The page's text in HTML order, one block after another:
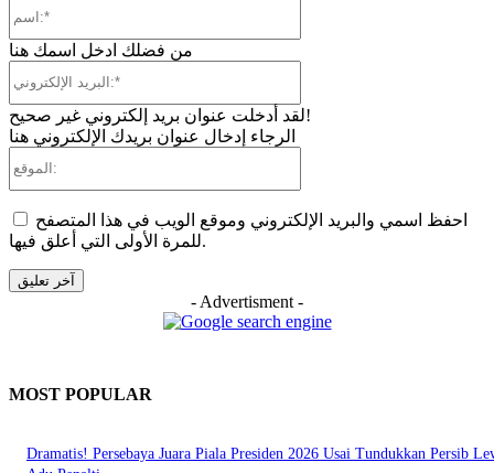
من فضلك ادخل اسمك هنا
لقد أدخلت عنوان بريد إلكتروني غير صحيح!
الرجاء إدخال عنوان بريدك الإلكتروني هنا
احفظ اسمي والبريد الإلكتروني وموقع الويب في هذا المتصفح
للمرة الأولى التي أعلق فيها.
- Advertisment -
MOST POPULAR
Dramatis! Persebaya Juara Piala Presiden 2026 Usai Tundukkan Persib